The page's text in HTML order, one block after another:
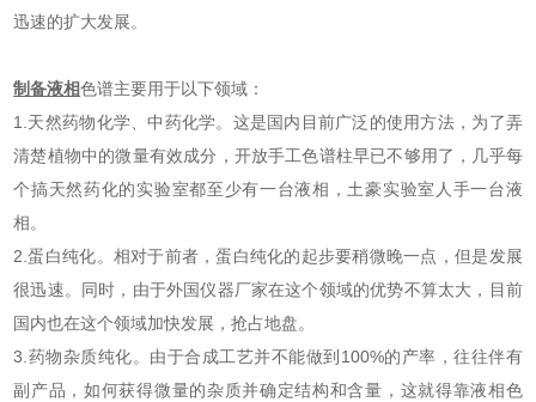
迅速的扩大发展。
制备液相色谱主要用于以下领域：
1.天然药物化学、中药化学。这是国内目前广泛的使用方法，为了弄
清楚植物中的微量有效成分，开放手工色谱柱早已不够用了，几乎每
个搞天然药化的实验室都至少有一台液相，土豪实验室人手一台液
相。
2.蛋白纯化。相对于前者，蛋白纯化的起步要稍微晚一点，但是发展
很迅速。同时，由于外国仪器厂家在这个领域的优势不算太大，目前
国内也在这个领域加快发展，抢占地盘。
3.药物杂质纯化。由于合成工艺并不能做到100%的产率，往往伴有
副产品，如何获得微量的杂质并确定结构和含量，这就得靠液相色